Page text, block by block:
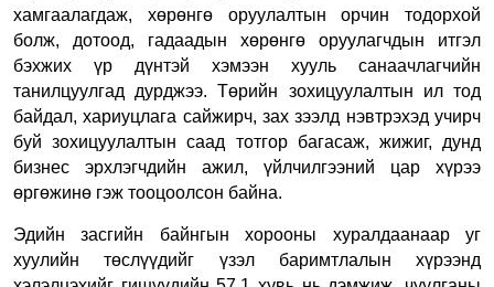
хамгаалагдаж, хөрөнгө оруулалтын орчин тодорхой
болж, дотоод, гадаадын хөрөнгө оруулагчдын итгэл
бэхжих үр дүнтэй хэмээн хууль санаачлагчийн
танилцуулгад дурджээ. Төрийн зохицуулалтын ил тод
байдал, хариуцлага сайжирч, зах зээлд нэвтрэхэд учирч
буй зохицуулалтын саад тотгор багасаж, жижиг, дунд
бизнес эрхлэгчдийн ажил, үйлчилгээний цар хүрээ
өргөжинө гэж тооцоолсон байна.
Эдийн засгийн байнгын хорооны хуралдаанаар уг
хуулийн төслүүдийг үзэл баримтлалын хүрээнд